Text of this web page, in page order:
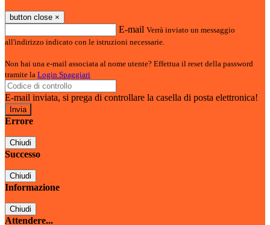
button close ×
E-mail Verrà inviato un messaggio
all'indirizzo indicato con le istruzioni necessarie.
Non hai una e-mail associata al nome utente? Effettua il reset della password
tramite la Login Spaggiari
E-mail inviata, si prega di controllare la casella di posta elettronica!
Errore
Chiudi
Successo
Chiudi
Informazione
Chiudi
Attendere...